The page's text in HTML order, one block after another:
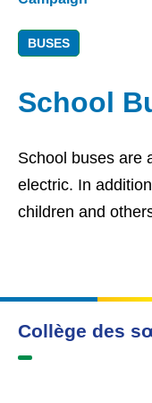
BUSES
School
School buses are
electric. In
children and
Collège des